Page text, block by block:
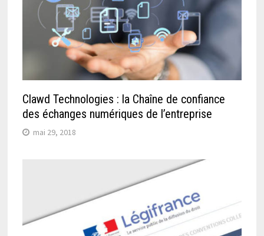
Clawd Technologies : la Chaîne de confiance
des échanges numériques de l’entreprise
mai 29, 2018